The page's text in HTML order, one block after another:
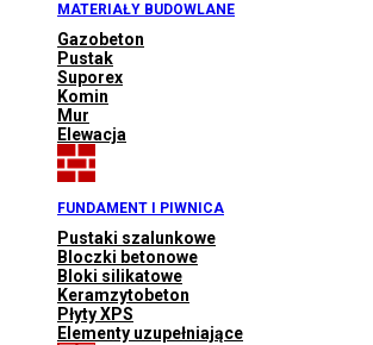
MATERIAŁY BUDOWLANE
Gazobeton
Pustak
Suporex
Komin
Mur
Elewacja
FUNDAMENT I PIWNICA
Pustaki szalunkowe
Bloczki betonowe
Bloki silikatowe
Keramzytobeton
Płyty XPS
Elementy uzupełniające